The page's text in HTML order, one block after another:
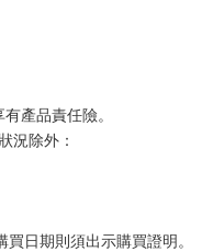
產品責任險。
況除外：
日期則須出示購買證明。